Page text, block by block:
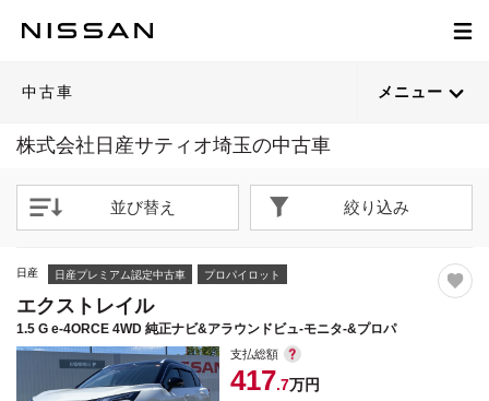
中古車 メニュー
株式会社日産サティオ埼玉の中古車
並び替え 絞り込み
29
閉じる
日産 日産プレミアム認定中古車 プロパイロット
エクストレイル
1.5 G e-4ORCE 4WD 純正ナビ&アラウンドビュ-モニタ-&プロパ
支払総額
417.7万円
30
閉じる 19
閉じる 41
閉じる 29
閉じる 25
閉じる 25
閉じる 26
閉じる 41
閉じる 41
閉じる 27
閉じる 41
閉じる 42
閉じる 41
閉じる 24
閉じる 21
閉じる 41
閉じる 28
閉じる 41
閉じる 41
閉じる